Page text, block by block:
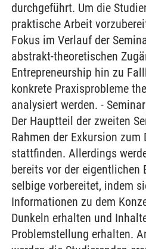
durchgeführt. Um die
praktische Arbeit
Fokus im Verlauf der
abstrakt-theoretischen
Entrepreneurship hin zu
konkrete Praxisprobleme
analysiert werden. -
Der Hauptteil der zweiten
Rahmen der Exkursion zum
stattfinden. Allerdings
bereits vor der eigentlichen
selbige vorbereitet, indem
Informationen zu dem
Dunkeln erhalten und
Problemstellung erhalten.